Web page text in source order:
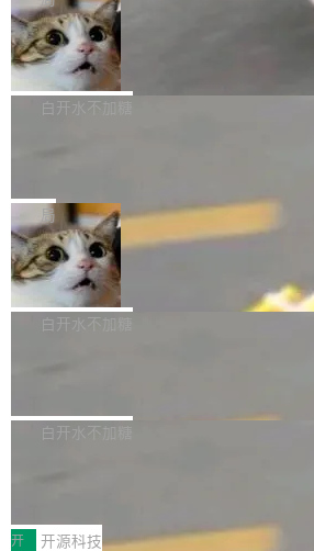
l 迁移或唤醒时，新宿主从 S3 恢复
库继续执行。存储库是持久化的唯一真相...
te 17 Pro、OPPO K15，要么是vivo
样的次旗舰。 Galaxy Z Fold8 Ultra / Z
Z Flip8三款折叠屏新机均在7月22日发布，
部搭载骁龙8 Elite Gen5 for Galaxy，它
本控制系统。目前处于 Early Access 阶段
ltaDB 的核心思路直接写在 landing page
眼的位置：「Software is made between
mits」——软件是在 commit 之间写出来
是把这段空隙补上。 回退到任何一次编辑
aDB 捕获 commit 之间的每一次操作，...
SpaceXAI 单季资本开支达 183 亿美元
根据风险投资人Tomer Tunguz 博客（VC
析）披露的最新分析与第二季度业绩报告，
微软同期总资本开支的四成。 与亚马逊、
bet、微软以及 Meta 等传统科技巨头相比
ceXAI的资金消耗速度尤为引人瞩目。然而
撑庞大支出的资金来源却呈现出截然不同
貌。数据显示，微软和 Meta 主要依托充
白开水不加糖
一个在终端里运行的编程 agent；Muse
1.2，驱动这个 agent 的新模型。一句话概
你可以用 curl -fsSL https://dev.meta.ai/
sh | bash 安装一个能在大项目里自动规划
代码、验证结果的 AI 终端工具。 据介绍
个主 agent 循环，外加一组后台 agent。这
局
美团开源 LoHoSearch，用知识图谱校
准 AI 能力认知
机器出题的前提，是让机器拥有全局视野
构建流程可以分为四个环节：建图 → 控制
白开水不加糖
库，并将作为transport接入Mooncake
MPComm将作为一种传输引擎接入
白开水不加糖
型案例入选名单》，深信服“面向企业研发
开 开源科技